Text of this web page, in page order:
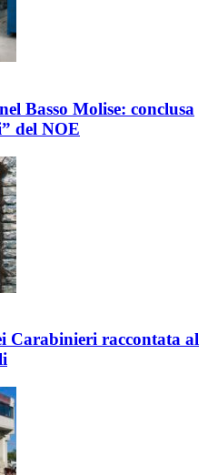
Basso Molise: conclusa
del NOE
Carabinieri raccontata al